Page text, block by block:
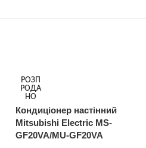
РОЗП
РОДА
НО
Кондиціонер настінний
Mitsubishi Electric MS-
GF20VA/MU-GF20VA